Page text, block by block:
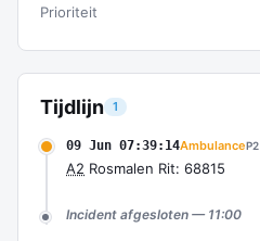
Tijdlijn 1
09 Jun 07:39:14AmbulanceP2
A2 Rosmalen Rit: 68815
Incident afgesloten — 11:00
Prioriteit